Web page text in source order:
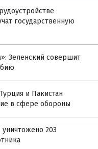
государственную
Зеленский совершит
и Пакистан
в сфере обороны
уничтожено 203